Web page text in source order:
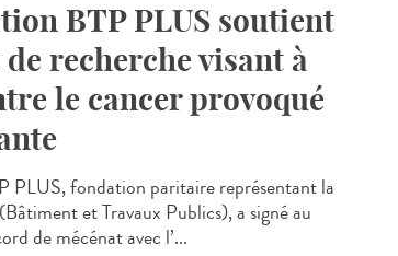
BTP PLUS soutient
recherche visant à
le cancer provoqué
PLUS, fondation paritaire représentant la
et Travaux Publics), a signé au
de mécénat avec l’...